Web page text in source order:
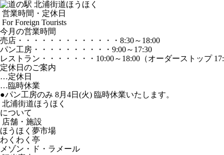
営業時間・定休日
For Foreign Tourists
今月の営業時間
売店 ・・・・・・・・・・・・・ 8:30～18:00
パン工房 ・・・・・・・・・・ 9:00～17:30
レストラン ・・・・・・・ 10:00～18:00 （オーダーストップ
定休日のご案内
…定休日
…臨時休業
●パン工房のみ 8月4日(火) 臨時休業いたします。
北浦街道ほうほく
について
店舗・施設
ほうほく夢市場
わくわく亭
メゾン・ド・ラメール